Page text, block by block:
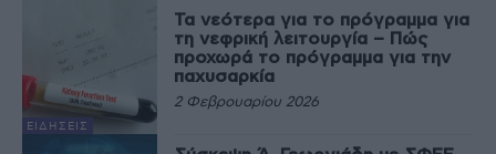
ΕΙΔΉΣΕΙΣ
Τα νεότερα για το πρόγραμμα για
τη νεφρική λειτουργία – Πώς
προχωρά το πρόγραμμα για την
παχυσαρκία
2 Φεβρουαρίου 2026